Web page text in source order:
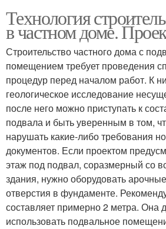
Технология
в частном доме.
Строительство частного дома с
помещением требует проведения
процедур перед началом работ. К
геологическое исследование
после него можно приступать к
подвала и быть уверенным в том,
нарушать какие-либо требования
документов. Если проектом
этаж под подвал, соразмерный со
здания, нужно оборудовать
отверстия в фундаменте.
составляет примерно 2 метра. Она
использовать подвальное